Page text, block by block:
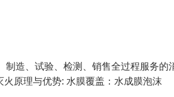
造、试验、检测、销售全过程服务的
原理与优势: 水膜覆盖：水成膜泡沫